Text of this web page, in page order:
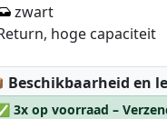
zwart
hoge capaciteit
Lagerstatus:
Beschikbaarheid en
3x op voorraad –